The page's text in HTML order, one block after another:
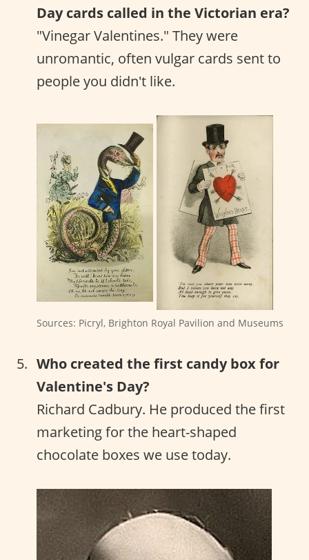
Day cards called in the Victorian era?
"Vinegar Valentines." They were
unromantic, often vulgar cards sent to
people you didn't like.
Sources: Picryl, Brighton Royal Pavilion and Museums
Who created the first candy box for
Valentine's Day?
Richard Cadbury. He produced the first
marketing for the heart-shaped
chocolate boxes we use today.